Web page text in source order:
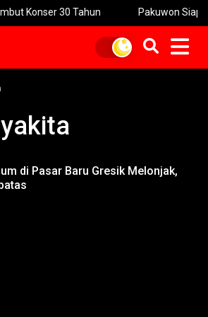
30 Tahun Pakuwon Siap
di Pasar Baru Gresik Melonjak,